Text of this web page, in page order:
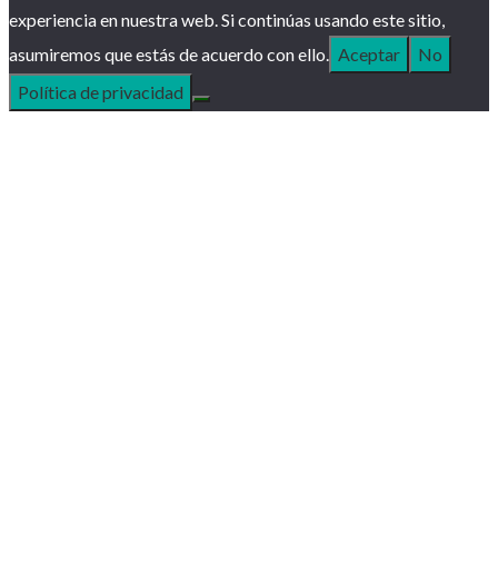
experiencia en nuestra web. Si continúas usando este sitio,
asumiremos que estás de acuerdo con ello.
Aceptar
No
Política de privacidad